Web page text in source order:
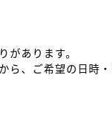
あります。
、ご希望の日時・